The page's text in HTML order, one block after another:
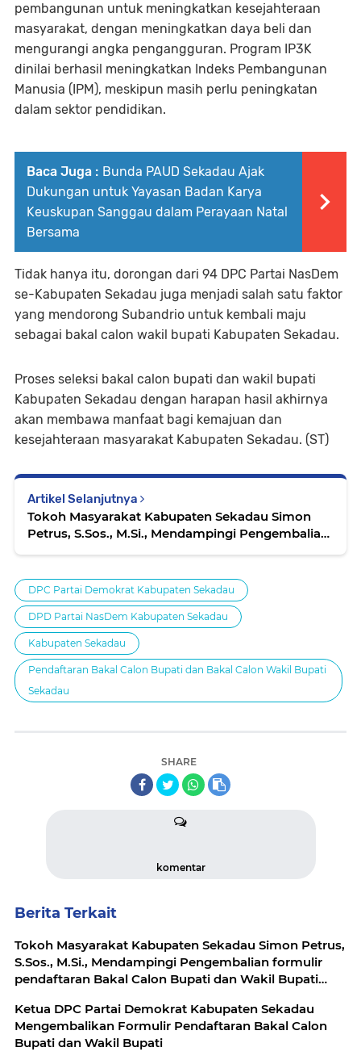
pembangunan untuk meningkatkan kesejahteraan
masyarakat, dengan meningkatkan daya beli dan
mengurangi angka pengangguran. Program IP3K
dinilai berhasil meningkatkan Indeks Pembangunan
Manusia (IPM), meskipun masih perlu peningkatan
dalam sektor pendidikan.
Baca Juga : Bunda PAUD Sekadau Ajak
Dukungan untuk Yayasan Badan Karya
Keuskupan Sanggau dalam Perayaan Natal
Bersama
Tidak hanya itu, dorongan dari 94 DPC Partai NasDem
se-Kabupaten Sekadau juga menjadi salah satu faktor
yang mendorong Subandrio untuk kembali maju
sebagai bakal calon wakil bupati Kabupaten Sekadau.
Proses seleksi bakal calon bupati dan wakil bupati
Kabupaten Sekadau dengan harapan hasil akhirnya
akan membawa manfaat bagi kemajuan dan
kesejahteraan masyarakat Kabupaten Sekadau. (ST)
Artikel Selanjutnya
Tokoh Masyarakat Kabupaten Sekadau Simon
Petrus, S.Sos., M.Si., Mendampingi Pengembalian
DPC Partai Demokrat Kabupaten Sekadau
DPD Partai NasDem Kabupaten Sekadau
Kabupaten Sekadau
Pendaftaran Bakal Calon Bupati dan Bakal Calon Wakil Bupati
Sekadau
SHARE
komentar
Berita Terkait
Tokoh Masyarakat Kabupaten Sekadau Simon Petrus,
S.Sos., M.Si., Mendampingi Pengembalian formulir
pendaftaran Bakal Calon Bupati dan Wakil Bupati
Ketua DPC Partai Demokrat Kabupaten Sekadau
Mengembalikan Formulir Pendaftaran Bakal Calon
Bupati dan Wakil Bupati